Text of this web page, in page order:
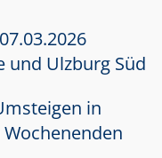
Ulzburg Süd
in